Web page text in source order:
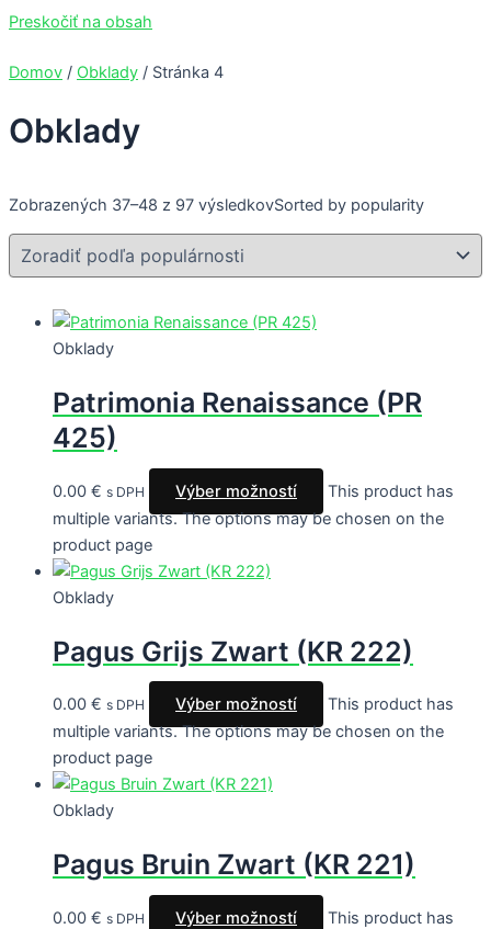
Preskočiť na obsah
Domov / Obklady / Stránka 4
Obklady
Zobrazených 37–48 z 97 výsledkovSorted by popularity
Obklady
Patrimonia Renaissance (PR
425)
0.00 € s DPH Výber možností
This product has
multiple variants. The options may be chosen on the
product page
Obklady
Pagus Grijs Zwart (KR 222)
0.00 € s DPH Výber možností
This product has
multiple variants. The options may be chosen on the
product page
Obklady
Pagus Bruin Zwart (KR 221)
0.00 € s DPH Výber možností
This product has